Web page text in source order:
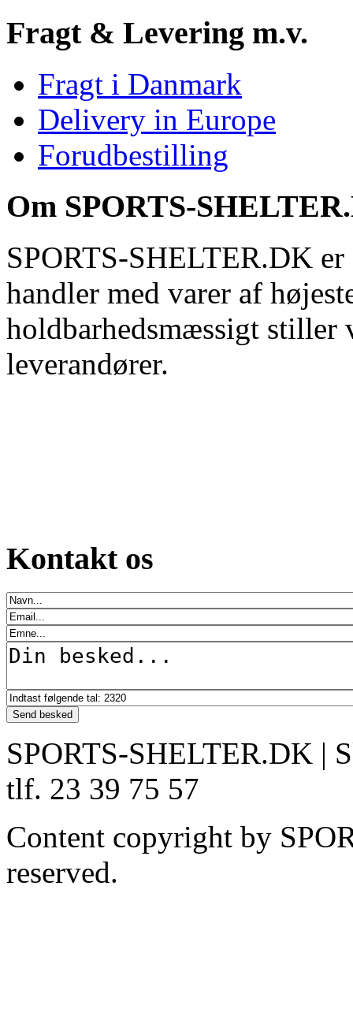
Fragt & Levering m.v.
Fragt i Danmark
Delivery in Europe
Forudbestilling
Om SPORTS-
SPORTS-SHELTER.DK
handler med varer af
holdbarhedsmæssigt stiller
leverandører.
Kontakt os
SPORTS-SHELTER.DK |
tlf. 23 39 75 57
Content copyright by
reserved.